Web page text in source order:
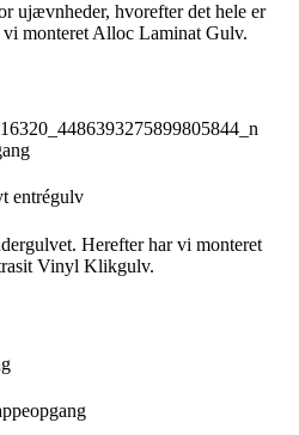
ujævnheder, hvorefter det hele er
monteret Alloc Laminat Gulv.
entrégulv
Herefter har vi monteret
Vinyl Klikgulv.